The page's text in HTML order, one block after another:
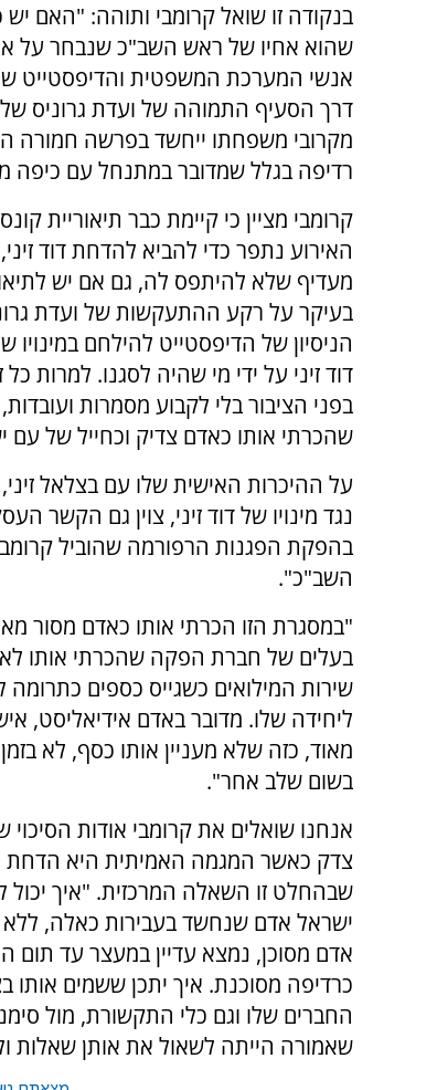
בנקודה זו שואל קרומבי ותוהה: "האם יש
שהוא אחיו של ראש השב"כ שנבחר על
אנשי המערכת המשפטית והדיפסטייט
דרך הסעיף התמוהה של ועדת גרוניס
מקרובי משפחתו ייחשד בפרשה חמורה
רדיפה בגלל שמדובר במתנחל עם כיפה
קרומבי מציין כי קיימת כבר תיאוריית
האירוע נתפר כדי להביא להדחת דוד
מעדיף שלא להיתפס לה, גם אם יש
בעיקר על רקע ההתעקשות של ועדת
הניסיון של הדיפסטייט להילחם במינויו
דוד זיני על ידי מי שהיה לסגנו.
בפני הציבור בלי לקבוע מסמרות
שהכרתי אותו כאדם צדיק וכחייל של עם
על ההיכרות האישית שלו עם בצלאל
נגד מינויו של דוד זיני, צוין גם הקשר
בהפקת הפגנות הרפורמה שהוביל
השב"כ".
"במסגרת הזו הכרתי אותו כאדם מסור
בעלים של חברת הפקה שהכרתי אותו
שירות המילואים כשגייס כספים כתרומה
ליחידה שלו. מדובר באדם אידיאליסט,
מאוד, כזה שלא מעניין אותו כסף, לא
בשום שלב אחר".
אנחנו שואלים את קרומבי אודות הסיכוי
צדק כאשר המגמה האמיתית היא הדחת
שבהחלט זו השאלה המרכזית. "איך יכול
ישראל אדם שנחשד בעבירות כאלה,
אדם מסוכן, נמצא עדיין במעצר עד תום
כרדיפה מסוכנת. איך יתכן ששמים אותו
החברים שלו וגם כלי התקשורת, מול
שאמורה הייתה לשאול את אותן שאלות